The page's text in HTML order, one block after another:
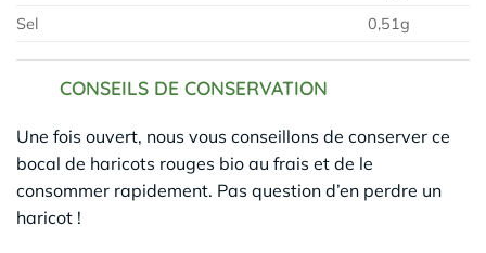
Sel
0,51g
CONSEILS DE CONSERVATION
Une fois ouvert, nous vous conseillons de conserver ce
bocal de haricots rouges bio au frais et de le
consommer rapidement. Pas question d’en perdre un
haricot !